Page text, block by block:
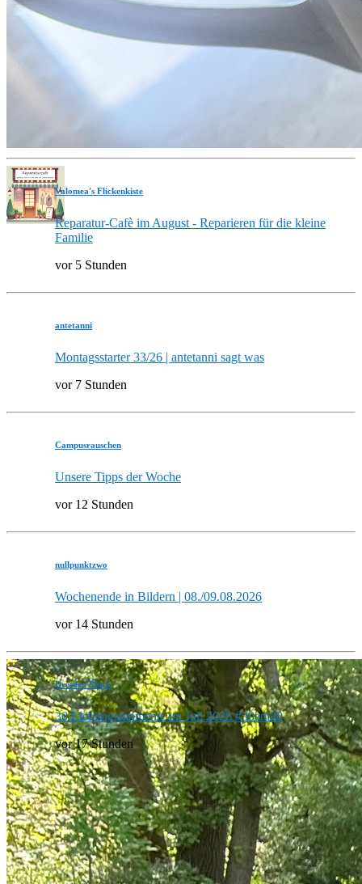
Valomea's Flickenkiste
Reparatur-Cafè im August - Reparieren für die kleine
Familie
vor 5 Stunden
antetanni
Montagsstarter 33/26 | antetanni sagt was
vor 7 Stunden
Campusrauschen
Unsere Tipps der Woche
vor 12 Stunden
nullpunktzwo
Wochenende in Bildern | 08./09.08.2026
vor 14 Stunden
Dresden Mutti
30 Lieblingsmomente im Juli 2026 #30am30
vor 17 Stunden